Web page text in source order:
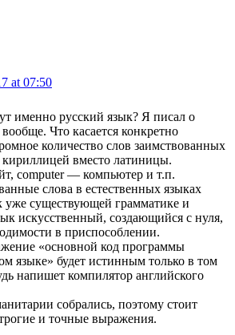
at 07:50
именно русский язык? Я писал о
Что касается конкретно
количество слов заимствованных
вместо латиницы.
computer — компьютер и т.п.
слова в естественных языках
уже существующей грамматике и
искусственный, создающийся с нуля,
в приспособлении.
«основной код программы
языке» будет истинным только в том
напишет компилятор английского
собрались, поэтому стоит
и точные выражения.